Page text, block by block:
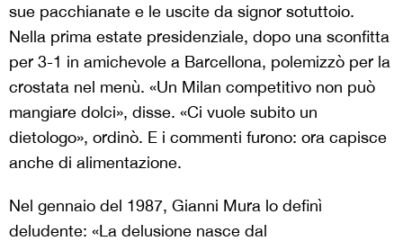
sue pacchianate e le uscite da signor sotuttoio.
Nella prima estate presidenziale, dopo una sconfitta
per 3-1 in amichevole a Barcellona, polemizzò per la
crostata nel menù. «Un Milan competitivo non può
mangiare dolci», disse. «Ci vuole subito un
dietologo», ordinò. E i commenti furono: ora capisce
anche di alimentazione.
Nel gennaio del 1987, Gianni Mura lo definì
deludente: «La delusione nasce dal